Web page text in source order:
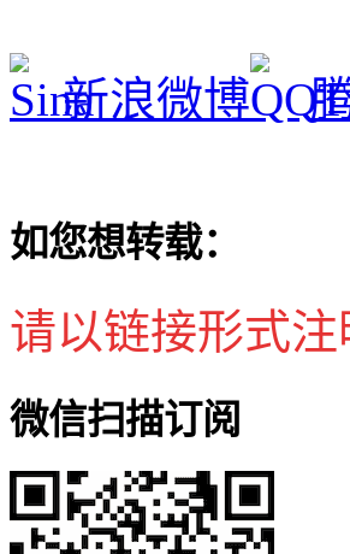
新浪微博
如您想转载：
请以链接形式注
微信扫描订阅